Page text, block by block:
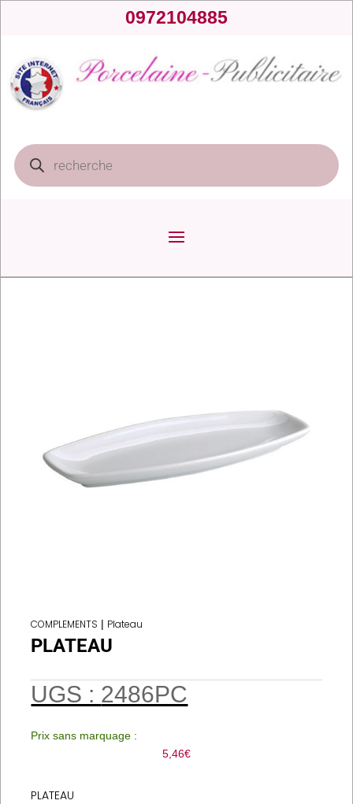
0972104885
Recherche
de
produits
COMPLEMENTS | Plateau
PLATEAU
UGS : 2486PC
Prix sans marquage :
5,46€
PLATEAU